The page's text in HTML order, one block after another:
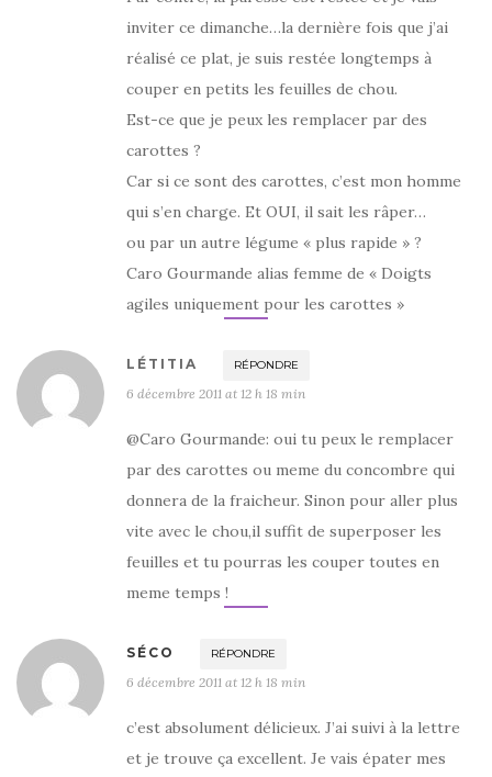
inviter ce dimanche…la dernière fois que j’ai
réalisé ce plat, je suis restée longtemps à
couper en petits les feuilles de chou.
Est-ce que je peux les remplacer par des
carottes ?
Car si ce sont des carottes, c’est mon homme
qui s’en charge. Et OUI, il sait les râper…
ou par un autre légume « plus rapide » ?
Caro Gourmande alias femme de « Doigts
agiles uniquement pour les carottes »
LÉTITIA RÉPONDRE
6 décembre 2011 at 12 h 18 min
@Caro Gourmande: oui tu peux le remplacer
par des carottes ou meme du concombre qui
donnera de la fraicheur. Sinon pour aller plus
vite avec le chou,il suffit de superposer les
feuilles et tu pourras les couper toutes en
meme temps !
SÉCO RÉPONDRE
6 décembre 2011 at 12 h 18 min
c’est absolument délicieux. J’ai suivi à la lettre
et je trouve ça excellent. Je vais épater mes